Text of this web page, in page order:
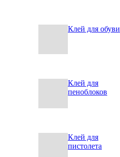
Клей для обуви
Клей для
пеноблоков
Клей для
пистолета